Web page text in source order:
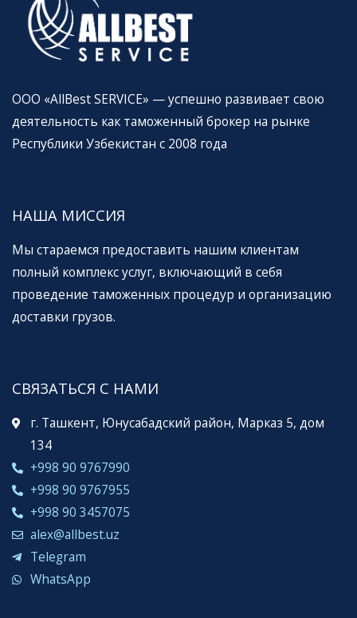
ООО «AllBest SERVICE» — успешно развивает свою
деятельность как таможенный брокер на рынке
Республики Узбекистан c 2008 года
НАША МИССИЯ
Мы стараемся предоставить нашим клиентам
полный комплекс услуг, включающий в себя
проведение таможенных процедур и организацию
доставки грузов.
СВЯЗАТЬСЯ С НАМИ
г. Ташкент, Юнусабадский район, Марказ 5, дом
134
+998 90 9767990
+998 90 9767955
+998 90 3457075
alex@allbest.uz
Telegram
WhatsApp